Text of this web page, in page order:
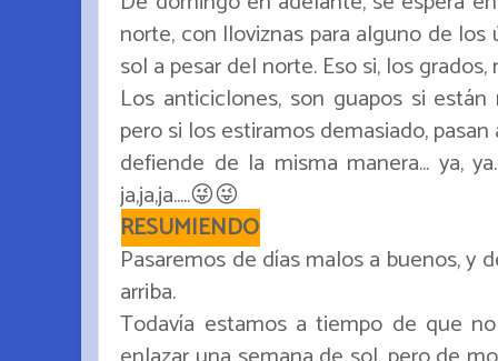
norte, con lloviznas para alguno de
sol a pesar del norte. Eso si, los
Los anticiclones, son guapos si
pero si los estiramos demasiado,
defiende de la misma manera... ya,
ja,ja,ja.....😜😜
RESUMIENDO
Pasaremos de días malos a buenos, y
arriba.
Todavía estamos a tiempo de que